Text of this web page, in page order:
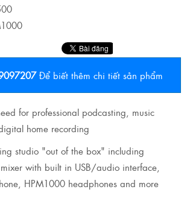
Để biết thêm chi tiết sản phẩm
for professional podcasting, music
home recording
studio "out of the box" including
with built in USB/audio interface,
HPM1000 headphones and more